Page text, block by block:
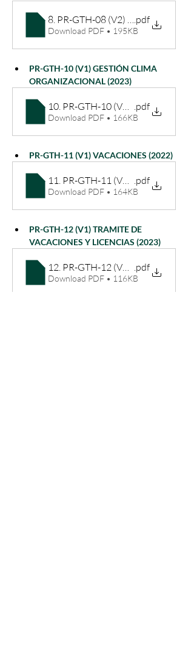
8. PR-GTH-08 (V2) VALIDACIÓN
.pdf
Download PDF • 195KB
PR-GTH-10 (V1) GESTIÓN CLIMA
ORGANIZACIONAL (2023)
10. PR-GTH-10 (V1) GESTIÓN
.pdf
Download PDF • 166KB
PR-GTH-11 (V1) VACACIONES (2022)
11. PR-GTH-11 (V1) VACACIONES
.pdf
Download PDF • 164KB
PR-GTH-12 (V1) TRAMITE DE
VACACIONES Y LICENCIAS (2023)
12. PR-GTH-12 (V1) TRAMITE DE
.pdf
Download PDF • 116KB